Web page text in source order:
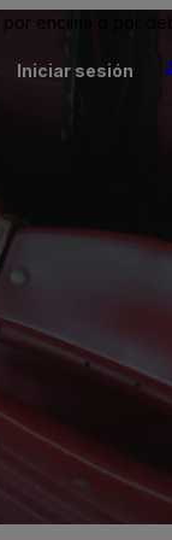
encima o por
Iniciar sesión